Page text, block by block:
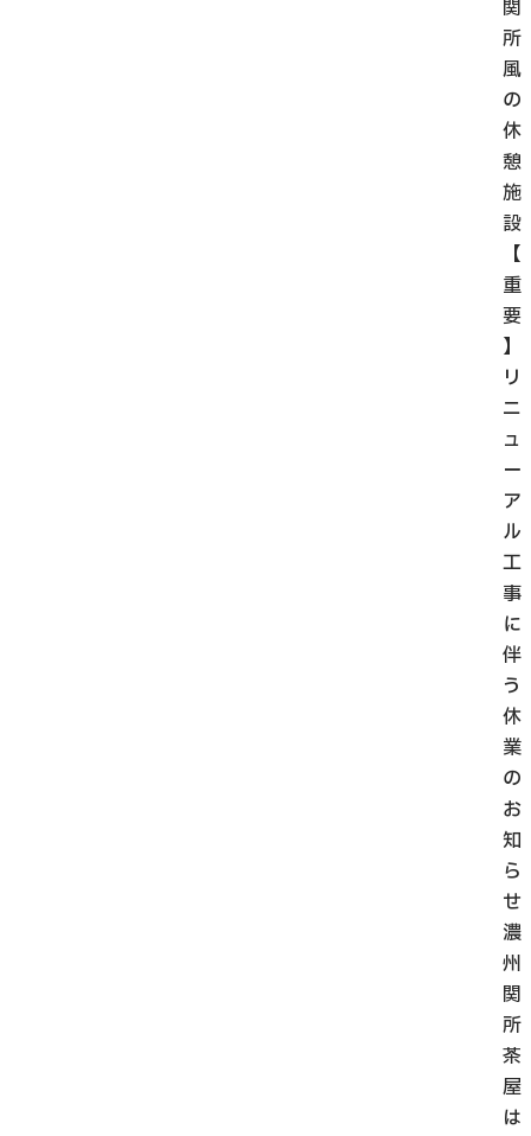
関
所
風
の
休
憩
施
設
【
重
要
】
リ
ニ
ュ
ー
ア
ル
工
事
に
伴
う
休
業
の
お
知
ら
せ
濃
州
関
所
茶
屋
は